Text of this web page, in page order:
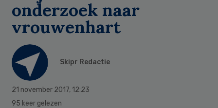
onderzoek naar
vrouwenhart
Skipr Redactie
21 november 2017, 12:23
95 keer gelezen